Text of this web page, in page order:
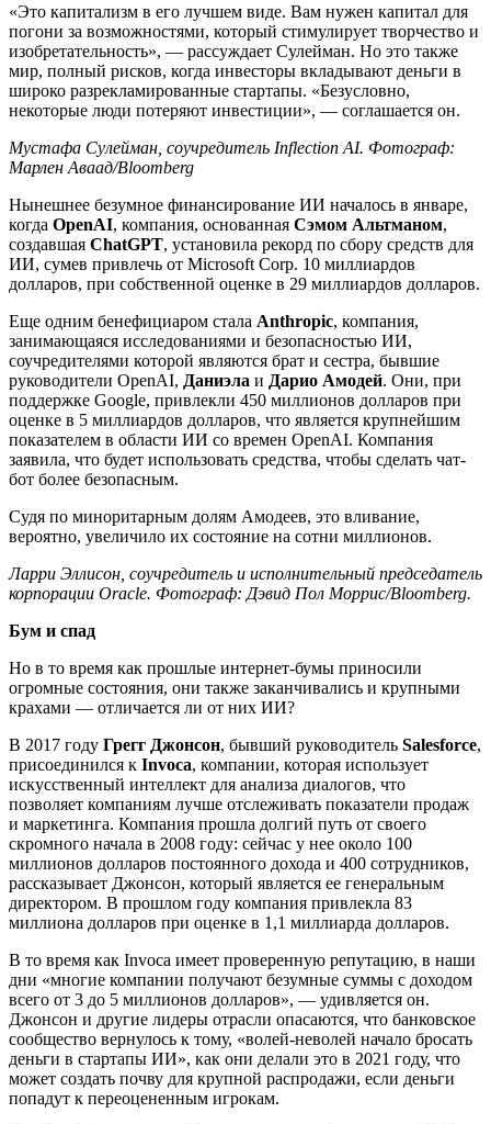
«Это капитализм в его лучшем виде. Вам нужен капитал для
погони за возможностями, который стимулирует творчество и
изобретательность», — рассуждает Сулейман. Но это также
мир, полный рисков, когда инвесторы вкладывают деньги в
широко разрекламированные стартапы. «Безусловно,
некоторые люди потеряют инвестиции», — соглашается он.
Мустафа Сулейман, соучредитель Inflection AI. Фотограф:
Марлен Аваад/Bloomberg
Нынешнее безумное финансирование ИИ началось в январе,
когда OpenAI, компания, основанная Сэмом Альтманом,
создавшая ChatGPT, установила рекорд по сбору средств для
ИИ, сумев привлечь от Microsoft Corp. 10 миллиардов
долларов, при собственной оценке в 29 миллиардов долларов.
Еще одним бенефициаром стала Anthropic, компания,
занимающаяся исследованиями и безопасностью ИИ,
соучредителями которой являются брат и сестра, бывшие
руководители OpenAI, Даниэла и Дарио Амодей. Они, при
поддержке Google, привлекли 450 миллионов долларов при
оценке в 5 миллиардов долларов, что является крупнейшим
показателем в области ИИ со времен OpenAI. Компания
заявила, что будет использовать средства, чтобы сделать чат-
бот более безопасным.
Судя по миноритарным долям Амодеев, это вливание,
вероятно, увеличило их состояние на сотни миллионов.
Ларри Эллисон, соучредитель и исполнительный председатель
корпорации Oracle. Фотограф: Дэвид Пол Моррис/Bloomberg.
Бум и спад
Но в то время как прошлые интернет-бумы приносили
огромные состояния, они также заканчивались и крупными
крахами — отличается ли от них ИИ?
В 2017 году Грегг Джонсон, бывший руководитель Salesforce,
присоединился к Invoca, компании, которая использует
искусственный интеллект для анализа диалогов, что
позволяет компаниям лучше отслеживать показатели продаж
и маркетинга. Компания прошла долгий путь от своего
скромного начала в 2008 году: сейчас у нее около 100
миллионов долларов постоянного дохода и 400 сотрудников,
рассказывает Джонсон, который является ее генеральным
директором. В прошлом году компания привлекла 83
миллиона долларов при оценке в 1,1 миллиарда долларов.
В то время как Invoca имеет проверенную репутацию, в наши
дни «многие компании получают безумные суммы с доходом
всего от 3 до 5 миллионов долларов», — удивляется он.
Джонсон и другие лидеры отрасли опасаются, что банковское
сообщество вернулось к тому, «волей-неволей начало бросать
деньги в стартапы ИИ», как они делали это в 2021 году, что
может создать почву для крупной распродажи, если деньги
попадут к переоцененным игрокам.